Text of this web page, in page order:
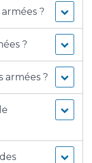
?
?
armées ?